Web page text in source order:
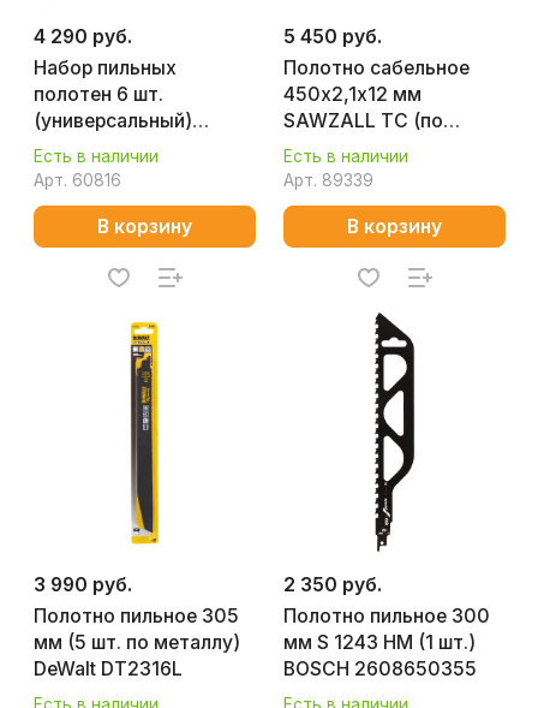
4 290 руб.
Набор пильных
полотен 6 шт.
(универсальный)
DeWalt DT2440L
Есть в наличии
Арт. 60816
В корзину
5 450 руб.
Полотно сабельное
450х2,1х12 мм
SAWZALL TC (по
абраз.материалам)
MILWAUKEE 48001460
Есть в наличии
Арт. 89339
В корзину
3 990 руб.
Полотно пильное 305
мм (5 шт. по металлу)
DeWalt DT2316L
2 350 руб.
Полотно пильное 300
мм S 1243 HM (1 шт.)
BOSCH 2608650355